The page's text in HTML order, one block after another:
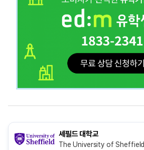
셰필드 대학교
The University of Sheffield